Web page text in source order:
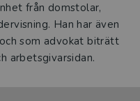
från domstolar,
Han har även
som advokat biträtt
arbetsgivarsidan.